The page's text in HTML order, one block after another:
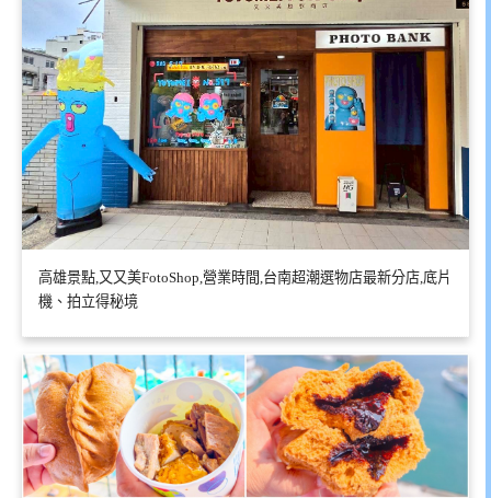
高雄景點,又又美FotoShop,營業時間,台南超潮選物店最新分店,底片
機、拍立得秘境